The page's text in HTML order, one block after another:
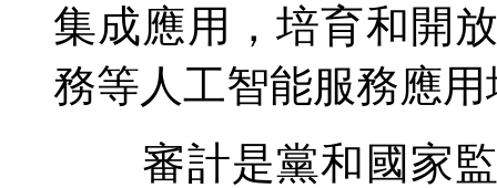
集成應用，培育和開
務等人工智能服務應
審計是黨和國家監